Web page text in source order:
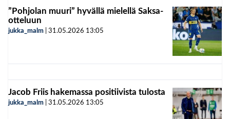
”Pohjolan muuri” hyvällä mielellä Saksa-
otteluun
jukka_malm 31.05.2026 13:05
Jacob Friis hakemassa positiivista tulosta
jukka_malm 31.05.2026 13:05